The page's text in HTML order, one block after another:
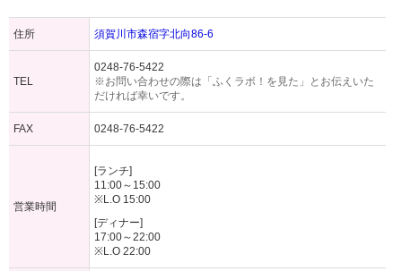
住所 須賀川市森宿字北向86-6
TEL
0248-76-5422
※お問い合わせの際は「ふくラボ！を見た」とお伝えいた
だければ幸いです。
FAX 0248-76-5422
営業時間
[ランチ]
11:00～15:00
※L.O 15:00
[ディナー]
17:00～22:00
※L.O 22:00